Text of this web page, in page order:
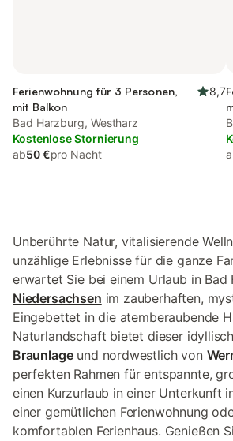
Ferienwohnung für 3 Personen,
mit Balkon
8,7
Bad Harzburg, Westharz
Kostenlose Stornierung
ab50 €pro Nacht
Unberührte Natur, vitalisierende
unzählige Erlebnisse für die ganze
erwartet Sie bei einem Urlaub in Bad
Niedersachsen im zauberhaften,
Eingebettet in die atemberaubende
Naturlandschaft bietet dieser
Braunlageund nordwestlich von
perfekten Rahmen für entspannte,
einen Kurzurlaub in einer Unterkunft
einer gemütlichen Ferienwohnung
komfortablen Ferienhaus. Genießen